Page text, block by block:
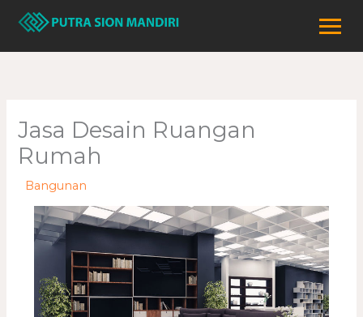
Lewati
konten
Jasa Desain Ruangan
Rumah
Bangunan